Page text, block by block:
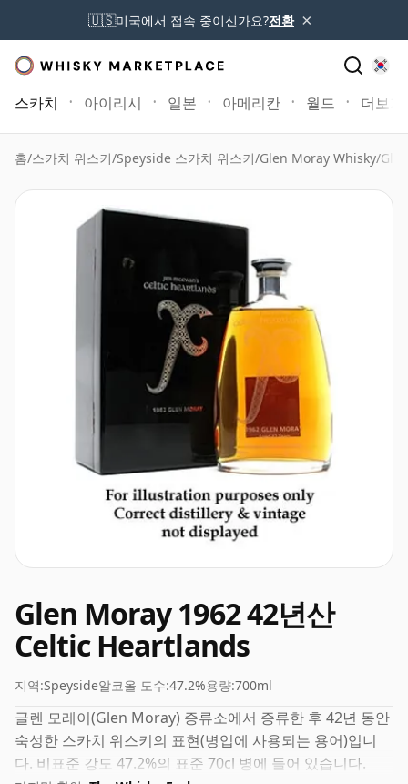
🇺🇸미국에서 접속 중이신가요?전환 ×
스카치 아이리시 일본 아메리칸 월드 더보기
홈/스카치 위스키/Speyside 스카치 위스키/Glen Moray Whisky/
Glen Moray 1962 42년산
Celtic Heartlands
지역:Speyside알코올 도수:47.2%용량:700ml
글렌 모레이(Glen Moray) 증류소에서 증류한 후 42년 동안
숙성한 스카치 위스키의 표현(병입에 사용되는 용어)입니
다. 비표준 강도 47.2%의 표준 70cl 병에 들어 있습니다.